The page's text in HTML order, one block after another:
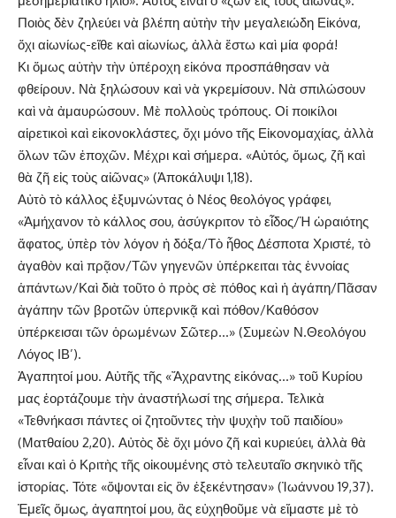
Ποιὸς δὲν ζηλεύει νὰ βλέπη αὐτὴν τὴν μεγαλειώδη Εἰκόνα,
ὄχι αἰωνίως-εἴθε καὶ αἰωνίως, ἀλλὰ ἔστω καὶ μία φορά!
Κι ὅμως αὐτὴν τὴν ὑπέροχη εἰκόνα προσπάθησαν νὰ
φθείρουν. Νὰ ξηλώσουν καὶ νὰ γκρεμίσουν. Νὰ σπιλώσουν
καὶ νὰ ἀμαυρώσουν. Μὲ πολλοὺς τρόπους. Οἱ ποικίλοι
αἱρετικοὶ καὶ εἰκονοκλάστες, ὄχι μόνο τῆς Εἰκονομαχίας, ἀλλὰ
ὅλων τῶν ἐποχῶν. Μέχρι καὶ σήμερα. «Αὐτός, ὅμως, ζῆ καὶ
θὰ ζῆ εἰς τοὺς αἰῶνας» (Ἀποκάλυψι 1,18).
Αὐτὸ τὸ κάλλος ἐξυμνώντας ὁ Νέος θεολόγος γράφει,
«Ἀμήχανον τὸ κάλλος σου, ἀσύγκριτον τὸ εἶδος/Ἡ ὡραιότης
ἄφατος, ὑπὲρ τὸν λόγον ἡ δόξα/Τὸ ἦθος Δέσποτα Χριστέ, τὸ
ἀγαθὸν καὶ πρᾷον/Τῶν γηγενῶν ὑπέρκειται τὰς ἐννοίας
ἁπάντων/Καὶ διὰ τοῦτο ὁ πρὸς σὲ πόθος καὶ ἡ ἀγάπη/Πᾶσαν
ἀγάπην τῶν βροτῶν ὑπερνικᾷ καὶ πόθον/Καθόσον
ὑπέρκεισαι τῶν ὁρωμένων Σῶτερ…» (Συμεὼν Ν.Θεολόγου
Λόγος ΙΒ’).
Ἀγαπητοί μου. Αὐτῆς τῆς «Ἄχραντης εἰκόνας…» τοῦ Κυρίου
μας ἑορτάζουμε τὴν ἀναστήλωσί της σήμερα. Τελικὰ
«Τεθνήκασι πάντες οἱ ζητοῦντες τὴν ψυχὴν τοῦ παιδίου»
(Ματθαίου 2,20). Αὐτὸς δὲ ὄχι μόνο ζῆ καὶ κυριεύει, ἀλλὰ θὰ
εἶναι καὶ ὁ Κριτὴς τῆς οἰκουμένης στὸ τελευταῖο σκηνικὸ τῆς
ἱστορίας. Τότε «ὄψονται εἰς ὃν ἐξεκέντησαν» (Ἰωάννου 19,37).
Ἐμεῖς ὅμως, ἀγαπητοί μου, ἂς εὐχηθοῦμε νὰ εἴμαστε μὲ τὸ